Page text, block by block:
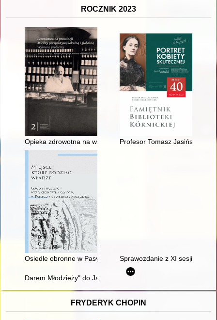
ROCZNIK 2023
Opieka zdrowotna na wsi na przełomie lat 60. i 70. XX wieku
Profesor Tomasz Jasiński –
Osiedle obronne w Pasymiu na tle osadnictwa społeczności
Sprawozdanie z XI sesji
Darem Młodzieży" do Japonii, czyli Tam i z powrotem
FRYDERYK CHOPIN